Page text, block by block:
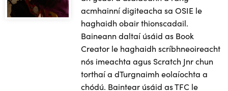
acmhainní digiteacha sa OSIE le
haghaidh obair thionscadail.
Baineann daltaí úsáid as Book
Creator le haghaidh scríbhneoireacht
nós imeachta agus Scratch Jnr chun
torthaí a dTurgnaimh eolaíochta a
chódú. Baintear úsáid as TFC le